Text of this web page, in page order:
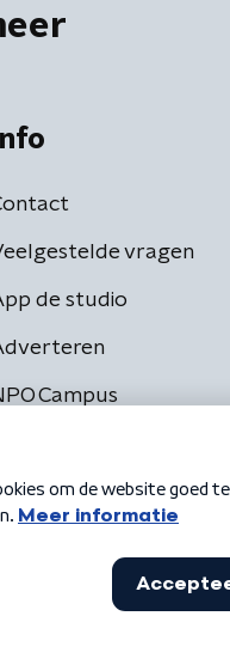
Info
vragen
de studio
Campus